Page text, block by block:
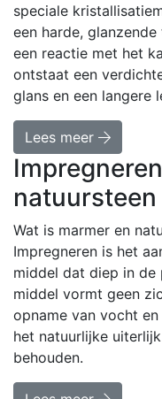
speciale
een harde,
een reactie met het
ontstaat een
glans en een langere
Lees meer
natuursteen
Wat is marmer en
Impregneren is het
middel dat diep in de
middel vormt geen
opname van vocht
het natuurlijke
behouden.